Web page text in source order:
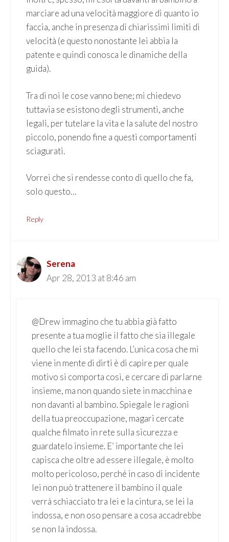
marciare ad una velocità maggiore di quanto io
faccia, anche in presenza di chiarissimi limiti di
velocità (e questo nonostante lei abbia la
patente e quindi conosca le dinamiche della
guida).
Tra di noi le cose vanno bene; mi chiedevo
tuttavia se esistono degli strumenti, anche
legali, per tutelare la vita e la salute del nostro
piccolo, ponendo fine a questi comportamenti
sciagurati.
Vorrei che si rendesse conto di quello che fa,
solo questo…
Reply
Serena
Apr 28, 2013 at 8:46 am
@Drew immagino che tu abbia già fatto
presente a tua moglie il fatto che sia illegale
quello che lei sta facendo. L’unica cosa che mi
viene in mente di dirti è di capire per quale
motivo si comporta così, e cercare di parlarne
insieme, ma non quando siete in macchina e
non davanti al bambino. Spiegale le ragioni
della tua preoccupazione, magari cercate
qualche filmato in rete sulla sicurezza e
guardatelo insieme. E’ importante che lei
capisca che oltre ad essere illegale, è molto
molto pericoloso, perché in caso di incidente
lei non può trattenere il bambino il quale
verrà schiacciato tra lei e la cintura, se lei la
indossa, e non oso pensare a cosa accadrebbe
se non la indossa.